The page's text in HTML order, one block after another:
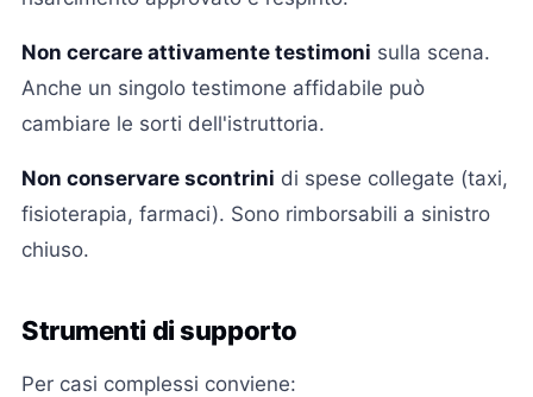
Non cercare attivamente testimoni sulla scena.
Anche un singolo testimone affidabile può
cambiare le sorti dell'istruttoria.
Non conservare scontrini di spese collegate (taxi,
fisioterapia, farmaci). Sono rimborsabili a sinistro
chiuso.
Strumenti di supporto
Per casi complessi conviene: